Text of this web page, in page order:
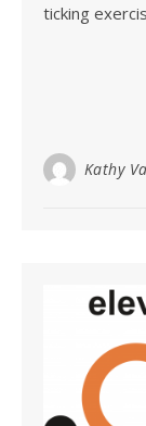
ticking
Kathy